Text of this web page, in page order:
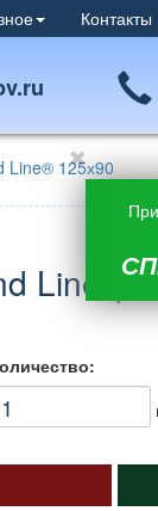
Контакты
Line® 125х90
Line